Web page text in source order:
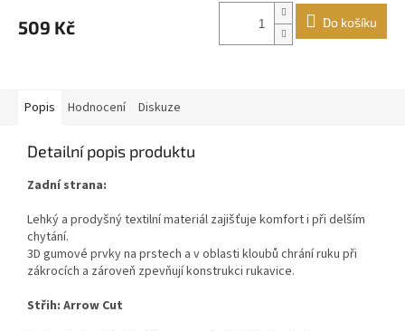
je
hvězdiček.
509 Kč Do košíku
Popis Hodnocení Diskuze
Detailní popis produktu
Zadní strana:
Lehký a prodyšný textilní materiál zajišťuje komfort i při delším
chytání.
3D gumové prvky na prstech a v oblasti kloubů chrání ruku při
zákrocích a zároveň zpevňují konstrukci rukavice.
Střih: Arrow Cut